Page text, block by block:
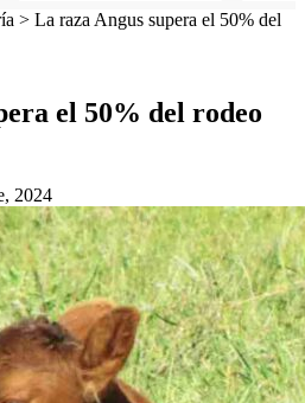
> La raza Angus supera el 50% del
el 50% del rodeo
2024